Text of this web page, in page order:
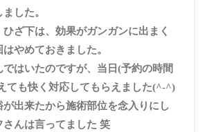
した。
ざ下は、効果がガンガンに出まく
やめておきました。
はいたのですが、当日(予約の時間
ても快く対応してもらえました(^-^)
出来たから施術部位を念入りにし
さんは言ってました 笑